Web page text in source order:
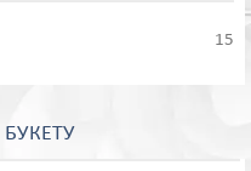
15